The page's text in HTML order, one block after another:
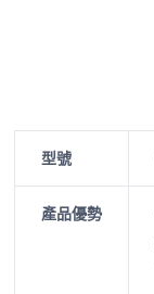
型號
產品優勢